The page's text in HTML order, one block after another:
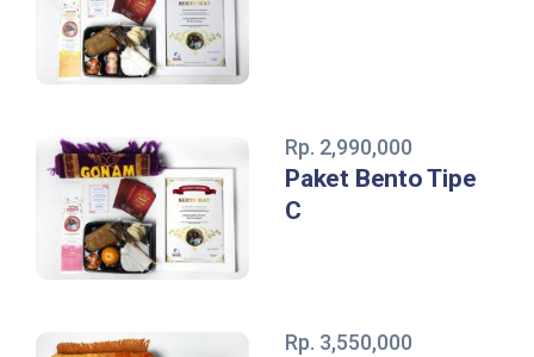
Rp. 2,990,000
Paket Bento Tipe
C
Rp. 3,550,000